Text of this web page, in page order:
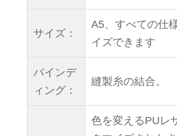
サイズ：
A5、すべての仕
イズできます
バインデ
ィング：
縫製糸の結合。
色を変えるPUレ